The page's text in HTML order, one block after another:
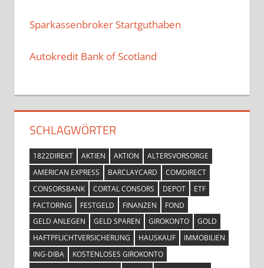
Sparkassenbroker Startguthaben
Autokredit Bank of Scotland
SCHLAGWÖRTER
1822DIREKT AKTIEN AKTION
ALTERSVORSORGE
AMERICAN EXPRESS
BARCLAYCARD
COMDIRECT
CONSORSBANK
CORTAL CONSORS DEPOT
ETF
FACTORING
FESTGELD FINANZEN
FOND
GELD ANLEGEN
GELD SPAREN GIROKONTO
GOLD
HAFTPFLICHTVERSICHERUNG
HAUSKAUF
IMMOBILIEN
ING-DIBA
KOSTENLOSES GIROKONTO